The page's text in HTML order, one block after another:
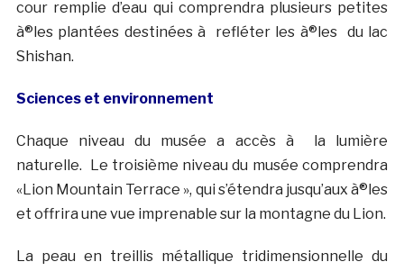
cour remplie d’eau qui comprendra plusieurs petites
à®les plantées destinées à refléter les à®les du lac
Shishan.
Sciences et environnement
Chaque niveau du musée a accès à la lumière
naturelle. Le troisième niveau du musée comprendra
«Lion Mountain Terrace », qui s’étendra jusqu’aux à®les
et offrira une vue imprenable sur la montagne du Lion.
La peau en treillis métallique tridimensionnelle du